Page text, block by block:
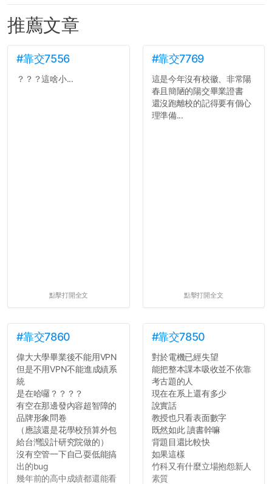
推薦文章
#靠交7556
？？？這啥小...
點擊打開全文
#靠交7769
這是今年沒有校徽、非常陽
春且簡陋的陽交畢業證書
還沒跑離校的記得要有個心
理準備...
點擊打開全文
#靠交7860
偉大大學畢業後不能用VPN
但是不用VPN不能進成績系
統
是在哈囉？？？？
有空在那邊發內容超智障的
品牌形象問卷
（應該還是花學校預算外包
給台灣設計研究院做的）
沒有空管一下自己耍低能搞
出的bug
幾年前的高中成績都還能看
#靠交7850
對於電機已經失望
能把整本課本吸收並不依靠
考古題的人
現在在系上還有多少
說實話
教授也只看表面數字
既然如此 讀書幹嘛
背題目還比較快
如果這樣
竹科又有什麼立場抱怨新人
素質